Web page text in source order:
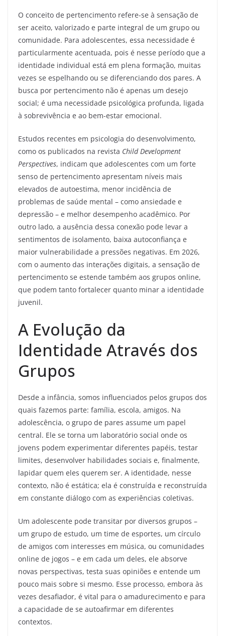
O conceito de pertencimento refere-se à sensação de
ser aceito, valorizado e parte integral de um grupo ou
comunidade. Para adolescentes, essa necessidade é
particularmente acentuada, pois é nesse período que a
identidade individual está em plena formação, muitas
vezes se espelhando ou se diferenciando dos pares. A
busca por pertencimento não é apenas um desejo
social; é uma necessidade psicológica profunda, ligada
à sobrevivência e ao bem-estar emocional.
Estudos recentes em psicologia do desenvolvimento,
como os publicados na revista Child Development
Perspectives, indicam que adolescentes com um forte
senso de pertencimento apresentam níveis mais
elevados de autoestima, menor incidência de
problemas de saúde mental – como ansiedade e
depressão – e melhor desempenho acadêmico. Por
outro lado, a ausência dessa conexão pode levar a
sentimentos de isolamento, baixa autoconfiança e
maior vulnerabilidade a pressões negativas. Em 2026,
com o aumento das interações digitais, a sensação de
pertencimento se estende também aos grupos online,
que podem tanto fortalecer quanto minar a identidade
juvenil.
A Evolução da
Identidade Através dos
Grupos
Desde a infância, somos influenciados pelos grupos dos
quais fazemos parte: família, escola, amigos. Na
adolescência, o grupo de pares assume um papel
central. Ele se torna um laboratório social onde os
jovens podem experimentar diferentes papéis, testar
limites, desenvolver habilidades sociais e, finalmente,
lapidar quem eles querem ser. A identidade, nesse
contexto, não é estática; ela é construída e reconstruída
em constante diálogo com as experiências coletivas.
Um adolescente pode transitar por diversos grupos –
um grupo de estudo, um time de esportes, um círculo
de amigos com interesses em música, ou comunidades
online de jogos – e em cada um deles, ele absorve
novas perspectivas, testa suas opiniões e entende um
pouco mais sobre si mesmo. Esse processo, embora às
vezes desafiador, é vital para o amadurecimento e para
a capacidade de se autoafirmar em diferentes
contextos.